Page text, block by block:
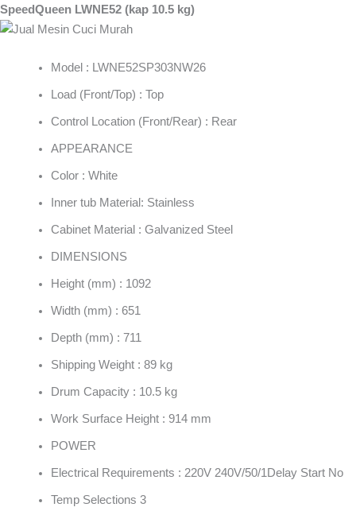
SpeedQueen LWNE52 (kap 10.5 kg)
Model : LWNE52SP303NW26
Load (Front/Top) : Top
Control Location (Front/Rear) : Rear
APPEARANCE
Color : White
Inner tub Material: Stainless
Cabinet Material : Galvanized Steel
DIMENSIONS
Height (mm) : 1092
Width (mm) : 651
Depth (mm) : 711
Shipping Weight : 89 kg
Drum Capacity : 10.5 kg
Work Surface Height : 914 mm
POWER
Electrical Requirements : 220V 240V/50/1Delay Start No
Temp Selections 3